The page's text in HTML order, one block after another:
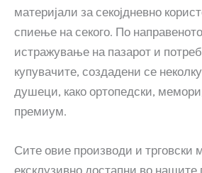
материјали за секојдневно
спиење на секого. По
истражување на пазарот и
купувачите, создадени се
душеци, како ортопедски,
премиум.
Сите овие производи и трговски